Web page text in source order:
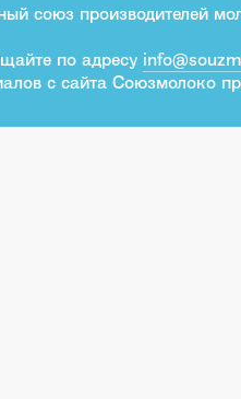
союз производителей
по адресу
с сайта Союзмолоко